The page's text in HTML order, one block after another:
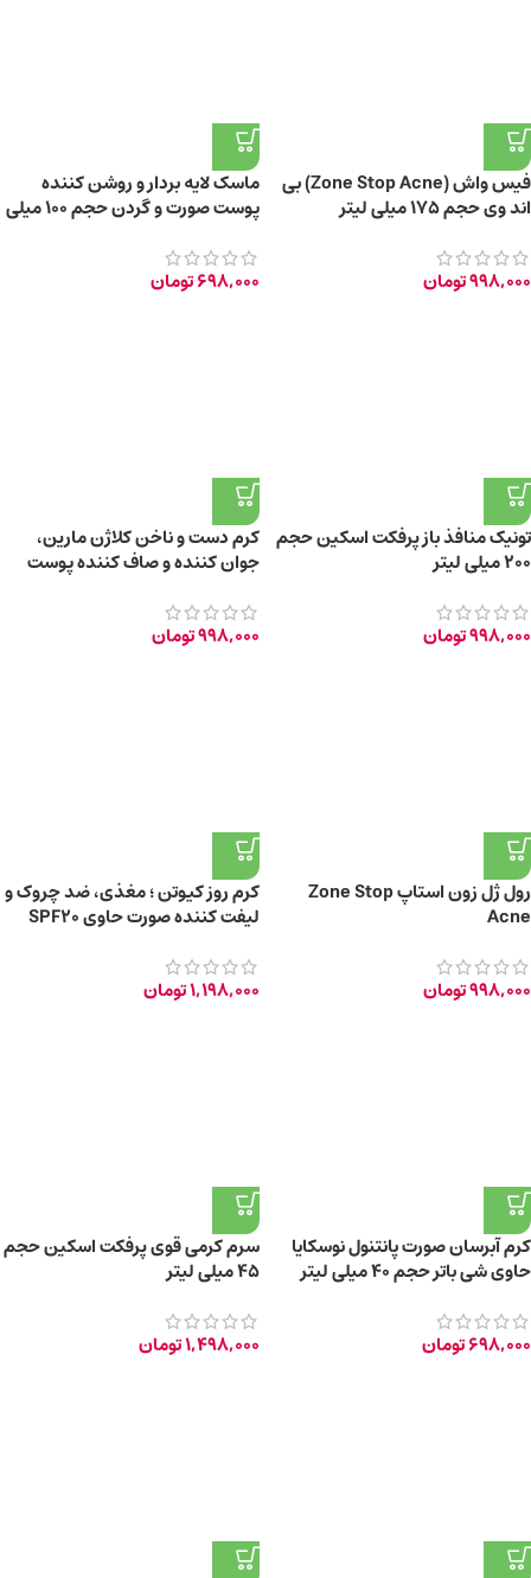
فیس واش (Zone Stop Acne) بی
اند وی حجم ۱۷۵ میلی لیتر
998,000تومان
ماسک لایه بردار و روشن کننده
پوست صورت و گردن حجم ۱۰۰ میلی
698,000تومان
تونیک منافذ باز پرفکت اسکین حجم
200 میلی لیتر
998,000تومان
کرم دست و ناخن کلاژن مارین،
جوان کننده و صاف کننده پوست
998,000تومان
رول ژل زون استاپ Zone Stop
Acne
998,000تومان
کرم روز کیوتن ؛ مغذی، ضد چروک و
لیفت کننده صورت حاوی SPF20
1,198,000تومان
کرم آبرسان صورت پانتنول نوسکایا
حاوی شی باتر حجم 40 میلی لیتر
698,000تومان
سرم کرمی قوی پرفکت اسکین حجم
۴۵ میلی لیتر
1,498,000تومان